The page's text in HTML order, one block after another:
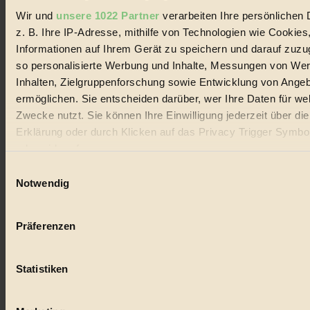
Wir und unsere 1022 Partner verarbeiten Ihre persönlichen
z. B. Ihre IP-Adresse, mithilfe von Technologien wie
Informationen auf Ihrem Gerät zu speichern und darauf
so personalisierte Werbung und Inhalte, Messungen von
Inhalten, Zielgruppenforschung sowie Entwicklung von
ermöglichen. Sie entscheiden darüber, wer Ihre Daten für
Zwecke nutzt. Sie können Ihre Einwilligung jederzeit über
Erklärung oder durch Klicken auf das Privacy Trigger
oder widerrufen
Wenn Sie es erlauben, würden wir auch gerne:
Ihr Gerät durch aktives Scannen nach bestimmten
Erfahren Sie mehr darüber, wie Ihre persönlichen Daten
Notwendig
Präferenzen
Statistiken
Lebensmittel
Essen